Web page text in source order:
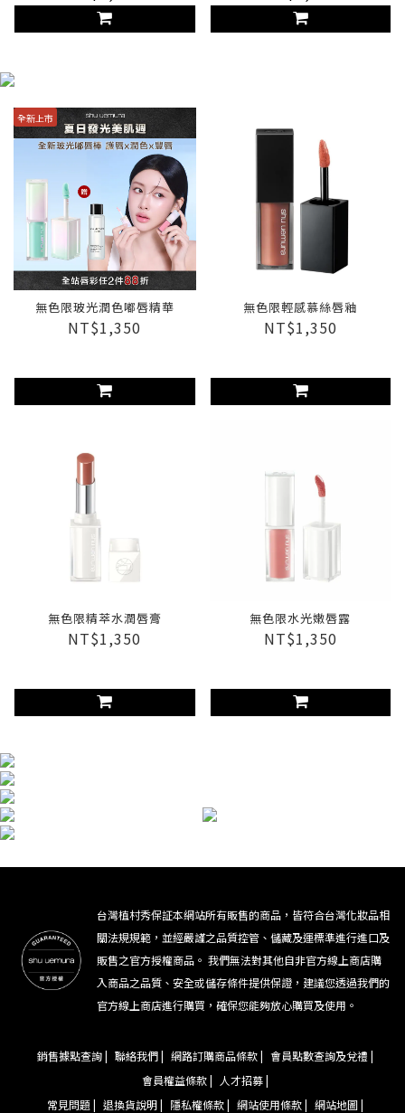
全新上市
無色限玻光潤色嘟唇精華
NT$1,350
無色限輕感慕絲唇釉
NT$1,350
無色限精萃水潤唇膏
NT$1,350
無色限水光嫩唇露
NT$1,350
台灣植村秀保証本網站所有販售的商品，皆符合台灣化妝品相
關法規規範，並經嚴謹之品質控管、儲藏及運標準進行進口及
販售之官方授權商品。 我們無法對其他自非官方線上商店購
入商品之品質、安全或儲存條件提供保證，建議您透過我們的
官方線上商店進行購買，確保您能夠放心購買及使用。
銷售據點查詢 | 聯絡我們 | 網路訂購商品條款 |
會員點數查詢及兌禮 |
會員權益條款 |
人才招募 |
常見問題 |
退換貨說明 | 隱私權條款 | 網站使用條款 | 網站地圖 |